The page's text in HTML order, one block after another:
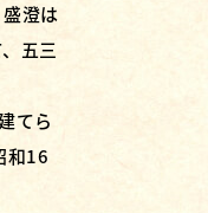
澄は
五三
てら
和16